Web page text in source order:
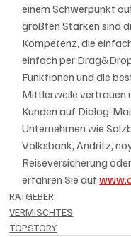
einem Schwerpunkt
größten Stärken sind
Kompetenz, die
einfach per
Funktionen und die
Mittlerweile vertrauen
Kunden auf Dialog-
Unternehmen wie
Volksbank, Andritz,
Reiseversicherung
erfahren Sie auf
RATGEBER
VERMISCHTES
TOPSTORY